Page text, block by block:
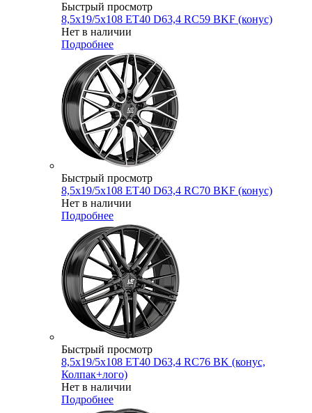
Быстрый просмотр
8,5x19/5x108 ET40 D63,4 RC59 BKF (конус)
Нет в наличии
Подробнее
Быстрый просмотр
8,5x19/5x108 ET40 D63,4 RC70 BKF (конус)
Нет в наличии
Подробнее
Быстрый просмотр
8,5x19/5x108 ET40 D63,4 RC76 BK (конус,
Колпак+лого)
Нет в наличии
Подробнее